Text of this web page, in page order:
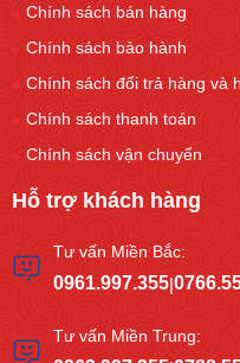
Chính sách bán hàng
Chính sách bảo hành
Chính sách đổi trả hàng và
Chính sách thanh toán
Chính sách vận chuyển
Hỗ trợ khách hàng
Tư vấn Miền Bắc:
0961.997.355|
Tư vấn Miền Trung: